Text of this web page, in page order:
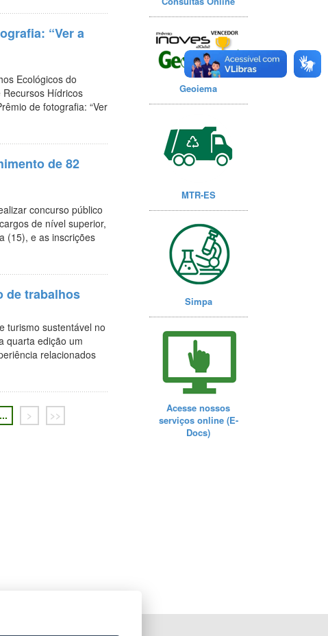
“Ver a
Ecológicos do
Hídricos
de fotografia: “Ver
de 82
concurso público
de nível superior,
(15), e as inscrições
de trabalhos
turismo sustentável no
quarta edição um
relacionados
... > >>
Geoiema
MTR-ES
Simpa
Acesse nossos
serviços online (E-
Docs)